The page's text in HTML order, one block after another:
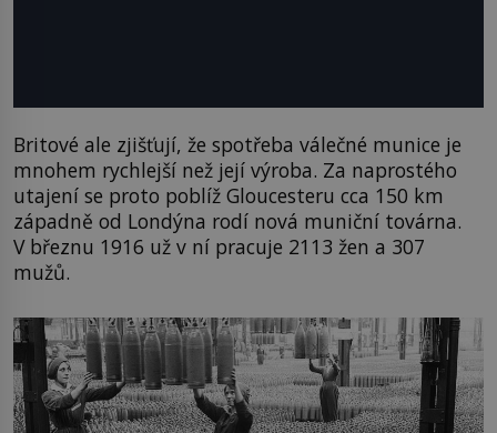
Britové ale zjišťují, že spotřeba válečné munice je
mnohem rychlejší než její výroba. Za naprostého
utajení se proto poblíž Gloucesteru cca 150 km
západně od Londýna rodí nová muniční továrna.
V březnu 1916 už v ní pracuje 2113 žen a 307
mužů.